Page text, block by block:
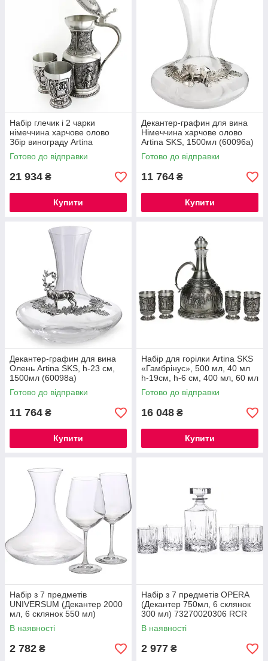
Набір глечик і 2 чарки
німеччина харчове олово
Збір винограду Artina
SKS,750 мл, 200 мл (60049a)
Готово до відправки
21 934 ₴
Купити
Декантер-графин для вина
Німеччина харчове олово
Artina SKS, 1500мл (60096a)
Готово до відправки
11 764 ₴
Купити
Декантер-графин для вина
Олень Artina SKS, h-23 см,
1500мл (60098a)
Готово до відправки
11 764 ₴
Купити
Набір для горілки Artina SKS
«Гамбрінус», 500 мл, 40 мл
h-19см, h-6 см, 400 мл, 60 мл
(72631a)
Готово до відправки
16 048 ₴
Купити
Набір з 7 предметів
UNIVERSUM (Декантер 2000
мл, 6 склянок 550 мл)
73260020306 RCR
В наявності
2 782 ₴
Набір з 7 предметів OPERA
(Декантер 750мл, 6 склянок
300 мл) 73270020306 RCR
В наявності
2 977 ₴